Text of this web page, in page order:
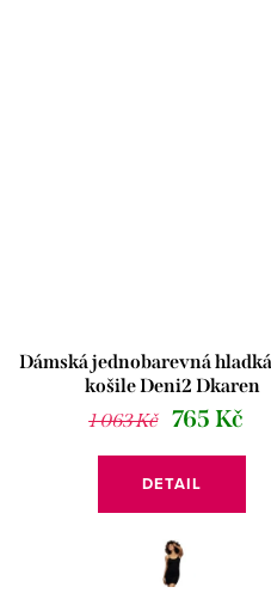
Dámská jednobarevná
košile Deni2 Dkaren
1 063 Kč
765 Kč
DETAIL